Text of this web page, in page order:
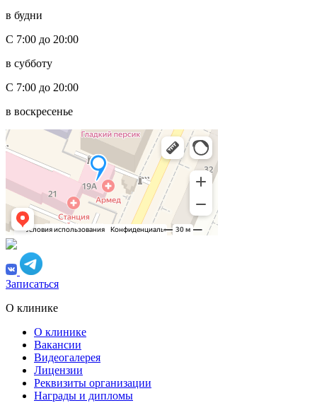
в будни
С 7:00 до 20:00
в субботу
С 7:00 до 20:00
в воскресенье
Записаться
О клинике
О клинике
Вакансии
Видеогалерея
Лицензии
Реквизиты организации
Награды и дипломы